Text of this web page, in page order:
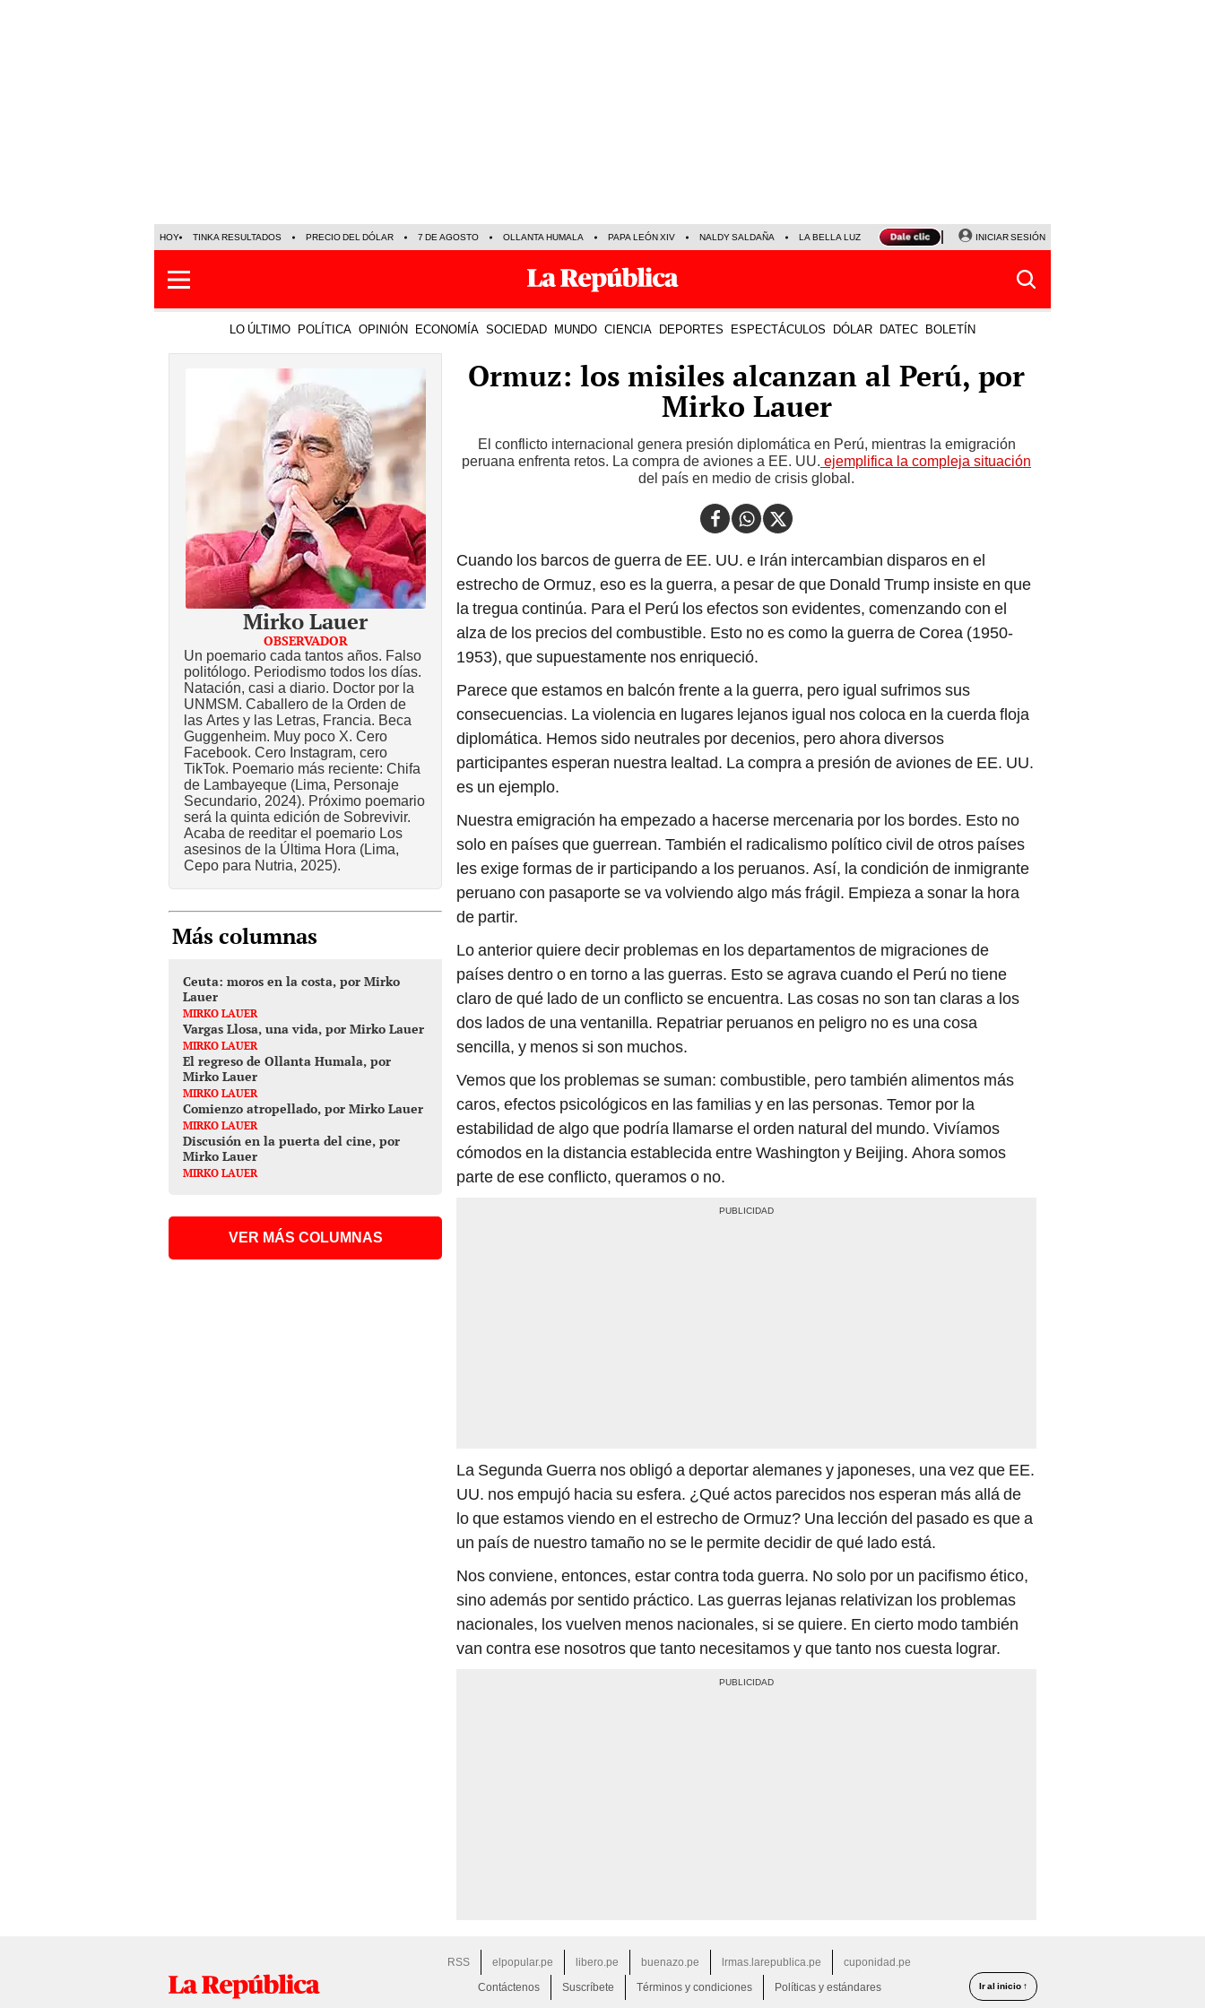
HOY TINKA RESULTADOS PRECIO DEL DÓLAR 7 DE AGOSTO OLLANTA HUMALA PAPA LEÓN XIV NALDY SALDAÑA LA BELLA LUZ MAGALY MEDINA SINUANO RESULTADOS HOY
INICIAR SESIÓN
LO ÚLTIMO POLÍTICA OPINIÓN ECONOMÍA SOCIEDAD MUNDO CIENCIA DEPORTES ESPECTÁCULOS DÓLAR DATEC BOLETÍN
Ormuz: los misiles alcanzan al Perú, por
Mirko Lauer
El conflicto internacional genera presión diplomática en Perú, mientras la emigración
peruana enfrenta retos. La compra de aviones a EE. UU. ejemplifica la compleja situación
del país en medio de crisis global.
Cuando los barcos de guerra de EE. UU. e Irán intercambian disparos en el
estrecho de Ormuz, eso es la guerra, a pesar de que Donald Trump insiste en que
la tregua continúa. Para el Perú los efectos son evidentes, comenzando con el
alza de los precios del combustible. Esto no es como la guerra de Corea (1950-
1953), que supuestamente nos enriqueció.
Parece que estamos en balcón frente a la guerra, pero igual sufrimos sus
consecuencias. La violencia en lugares lejanos igual nos coloca en la cuerda floja
diplomática. Hemos sido neutrales por decenios, pero ahora diversos
participantes esperan nuestra lealtad. La compra a presión de aviones de EE. UU.
es un ejemplo.
Nuestra emigración ha empezado a hacerse mercenaria por los bordes. Esto no
solo en países que guerrean. También el radicalismo político civil de otros países
les exige formas de ir participando a los peruanos. Así, la condición de inmigrante
peruano con pasaporte se va volviendo algo más frágil. Empieza a sonar la hora
de partir.
Lo anterior quiere decir problemas en los departamentos de migraciones de
países dentro o en torno a las guerras. Esto se agrava cuando el Perú no tiene
claro de qué lado de un conflicto se encuentra. Las cosas no son tan claras a los
dos lados de una ventanilla. Repatriar peruanos en peligro no es una cosa
sencilla, y menos si son muchos.
Vemos que los problemas se suman: combustible, pero también alimentos más
caros, efectos psicológicos en las familias y en las personas. Temor por la
estabilidad de algo que podría llamarse el orden natural del mundo. Vivíamos
cómodos en la distancia establecida entre Washington y Beijing. Ahora somos
parte de ese conflicto, queramos o no.
La Segunda Guerra nos obligó a deportar alemanes y japoneses, una vez que EE.
UU. nos empujó hacia su esfera. ¿Qué actos parecidos nos esperan más allá de
lo que estamos viendo en el estrecho de Ormuz? Una lección del pasado es que a
un país de nuestro tamaño no se le permite decidir de qué lado está.
Nos conviene, entonces, estar contra toda guerra. No solo por un pacifismo ético,
sino además por sentido práctico. Las guerras lejanas relativizan los problemas
nacionales, los vuelven menos nacionales, si se quiere. En cierto modo también
van contra ese nosotros que tanto necesitamos y que tanto nos cuesta lograr.
Mirko Lauer
OBSERVADOR
Un poemario cada tantos años. Falso
politólogo. Periodismo todos los días.
Natación, casi a diario. Doctor por la
UNMSM. Caballero de la Orden de
las Artes y las Letras, Francia. Beca
Guggenheim. Muy poco X. Cero
Facebook. Cero Instagram, cero
TikTok. Poemario más reciente: Chifa
de Lambayeque (Lima, Personaje
Secundario, 2024). Próximo poemario
será la quinta edición de Sobrevivir.
Acaba de reeditar el poemario Los
asesinos de la Última Hora (Lima,
Cepo para Nutria, 2025).
Más columnas
Ceuta: moros en la costa, por Mirko
Lauer
MIRKO LAUER
Vargas Llosa, una vida, por Mirko Lauer
MIRKO LAUER
El regreso de Ollanta Humala, por
Mirko Lauer
MIRKO LAUER
Comienzo atropellado, por Mirko Lauer
MIRKO LAUER
Discusión en la puerta del cine, por
Mirko Lauer
MIRKO LAUER
VER MÁS COLUMNAS
Ir al inicio ↑
RSS elpopular.pe libero.pe buenazo.pe lrmas.larepublica.pe
cuponidad.pe
Contáctenos
Suscríbete Términos y condiciones Políticas y estándares